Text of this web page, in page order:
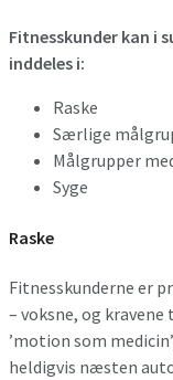
Fitnesskunder kan i
inddeles i:
Raske
Særlige
Målgrupper
Syge
Raske
Fitnesskunderne er
– voksne, og
’motion som
heldigvis næsten